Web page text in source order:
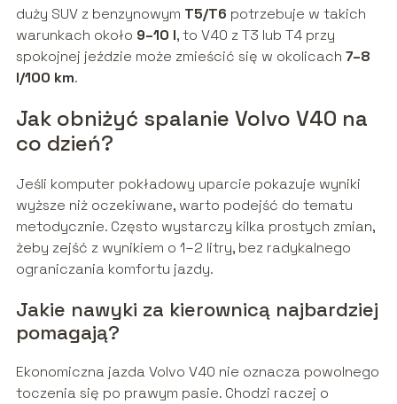
duży SUV z benzynowym T5/T6 potrzebuje w takich
warunkach około 9–10 l, to V40 z T3 lub T4 przy
spokojnej jeździe może zmieścić się w okolicach 7–8
l/100 km.
Jak obniżyć spalanie Volvo V40 na
co dzień?
Jeśli komputer pokładowy uparcie pokazuje wyniki
wyższe niż oczekiwane, warto podejść do tematu
metodycznie. Często wystarczy kilka prostych zmian,
żeby zejść z wynikiem o 1–2 litry, bez radykalnego
ograniczania komfortu jazdy.
Jakie nawyki za kierownicą najbardziej
pomagają?
Ekonomiczna jazda Volvo V40 nie oznacza powolnego
toczenia się po prawym pasie. Chodzi raczej o